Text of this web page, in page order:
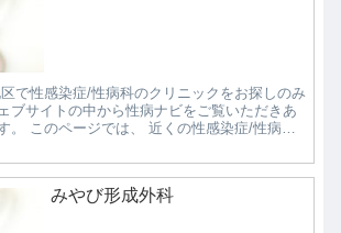
で性感染症/性病科のクリニックをお探しのみ
ブサイトの中から性病ナビをご覧いただきあ
。 このページでは、 近くの性感染症/性病科
みやび形成外科